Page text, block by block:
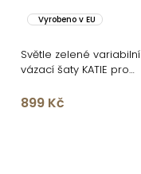
Vyrobeno v EU
Světle zelené variabilní
vázací šaty KATIE pro
899 Kč